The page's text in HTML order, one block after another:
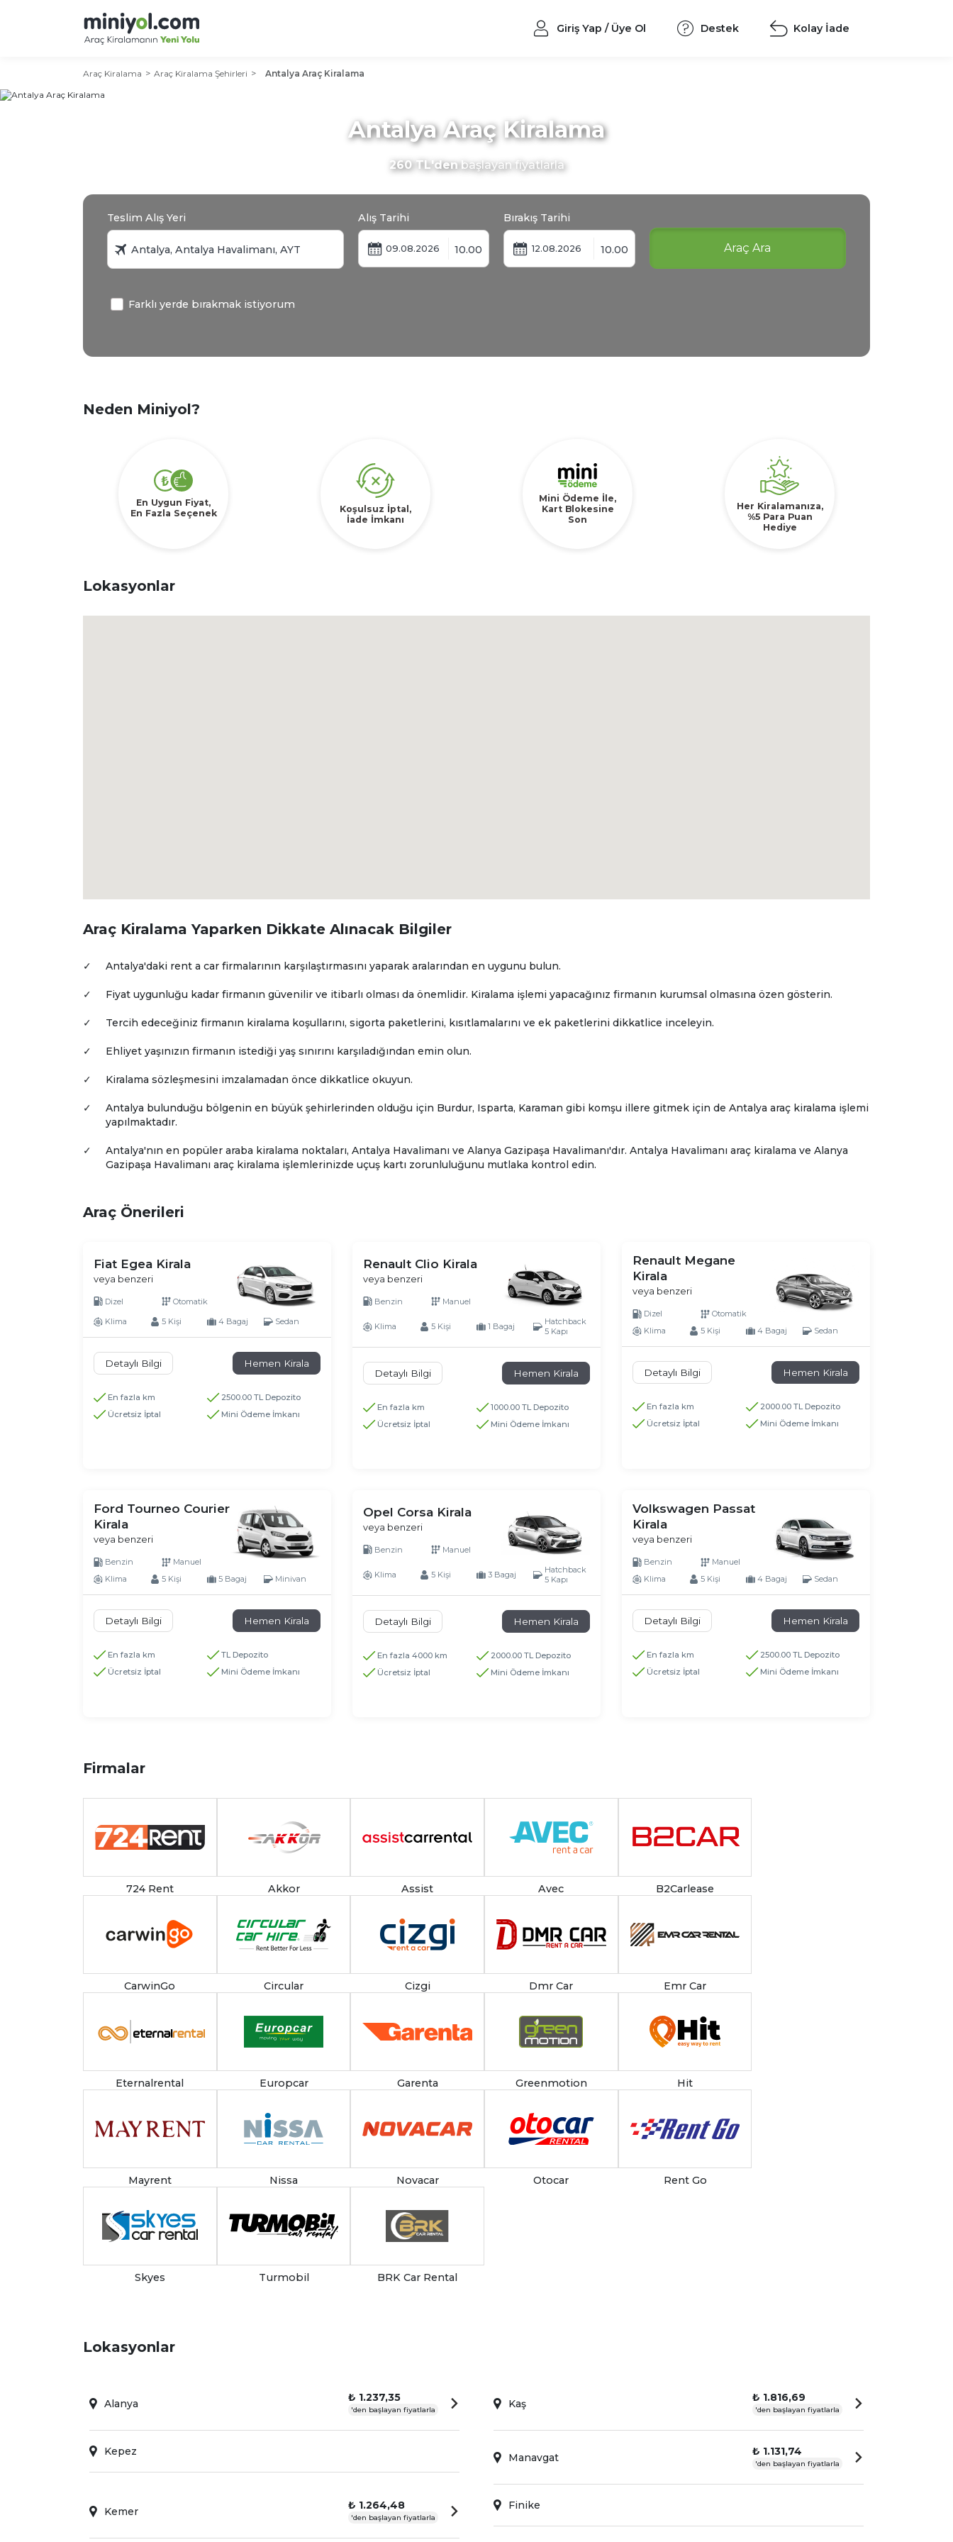
Giriş Yap / Üye Ol Destek Kolay İade
Araç Kiralama Araç Kiralama Şehirleri Antalya Araç Kiralama
Antalya Araç Kiralama
260 TL'denbaşlayan fiyatlarla
Teslim Alış Yeri Alış Tarihi Bırakış Tarihi
Araç Ara
Farklı yerde bırakmak istiyorum
Neden Miniyol?
En Uygun Fiyat,
En Fazla Seçenek
Koşulsuz İptal,
İade İmkanı
Mini Ödeme İle,
Kart Blokesine
Son
Her Kiralamanıza,
%5 Para Puan
Hediye
Lokasyonlar
Araç Kiralama Yaparken Dikkate Alınacak Bilgiler
✓ Antalya'daki rent a car firmalarının karşılaştırmasını yaparak aralarından en uygunu bulun.
✓ Fiyat uygunluğu kadar firmanın güvenilir ve itibarlı olması da önemlidir. Kiralama işlemi yapacağınız firmanın kurumsal olmasına özen gösterin.
✓ Tercih edeceğiniz firmanın kiralama koşullarını, sigorta paketlerini, kısıtlamalarını ve ek paketlerini dikkatlice inceleyin.
✓ Ehliyet yaşınızın firmanın istediği yaş sınırını karşıladığından emin olun.
✓ Kiralama sözleşmesini imzalamadan önce dikkatlice okuyun.
✓
Antalya bulunduğu bölgenin en büyük şehirlerinden olduğu için Burdur, Isparta, Karaman gibi komşu illere gitmek için de Antalya araç kiralama işlemi
yapılmaktadır.
✓
Antalya'nın en popüler araba kiralama noktaları, Antalya Havalimanı ve Alanya Gazipaşa Havalimanı'dır. Antalya Havalimanı araç kiralama ve Alanya
Gazipaşa Havalimanı araç kiralama işlemlerinizde uçuş kartı zorunluluğunu mutlaka kontrol edin.
Araç Önerileri
Fiat Egea Kirala
veya benzeri
Dizel Otomatik
Klima 5 Kişi 4 Bagaj Sedan
Detaylı Bilgi Hemen Kirala
En fazla km
2500.00 TL Depozito
Ücretsiz İptal
Mini Ödeme İmkanı
Renault Clio Kirala
veya benzeri
Benzin Manuel
Klima 5 Kişi 1 Bagaj
Hatchback
5 Kapı
Detaylı Bilgi Hemen Kirala
En fazla km
1000.00 TL Depozito
Ücretsiz İptal
Mini Ödeme İmkanı
Renault Megane
Kirala
veya benzeri
Dizel
Otomatik
Klima
5 Kişi 4 Bagaj Sedan
Detaylı Bilgi Hemen Kirala
En fazla km
2000.00 TL Depozito
Ücretsiz İptal
Mini Ödeme İmkanı
Ford Tourneo Courier
Kirala
veya benzeri
Benzin
Manuel
Klima
5 Kişi 5 Bagaj Minivan
Detaylı Bilgi Hemen Kirala
En fazla km
TL Depozito
Ücretsiz İptal
Mini Ödeme İmkanı
Opel Corsa Kirala
veya benzeri
Benzin Manuel
Klima 5 Kişi 3 Bagaj
Hatchback
5 Kapı
Detaylı Bilgi Hemen Kirala
En fazla 4000 km
2000.00 TL Depozito
Ücretsiz İptal
Mini Ödeme İmkanı
Volkswagen Passat
Kirala
veya benzeri
Benzin
Manuel
Klima
5 Kişi 4 Bagaj Sedan
Detaylı Bilgi Hemen Kirala
En fazla km
2500.00 TL Depozito
Ücretsiz İptal
Mini Ödeme İmkanı
Firmalar
724 Rent Akkor Assist Avec B2Carlease
CarwinGo Circular Cizgi Dmr Car Emr Car
Eternalrental Europcar Garenta Greenmotion Hit
Mayrent Nissa Novacar Otocar Rent Go
Skyes Turmobil BRK Car Rental
Lokasyonlar
Alanya ₺ 1.237,35
'den başlayan fiyatlarla Kaş ₺ 1.816,69
'den başlayan fiyatlarla
Kepez Manavgat ₺ 1.131,74
'den başlayan fiyatlarla
Kemer ₺ 1.264,48
'den başlayan fiyatlarla
Finike